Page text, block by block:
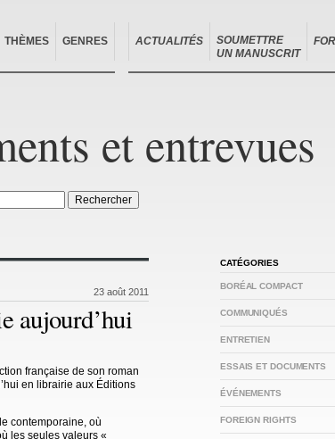
THÈMES GENRES ACTUALITÉS
SOUMETTRE
UN MANUSCRIT
et entrevues
23 août 2011
aujourd’hui
française de son roman
en librairie aux Éditions
contemporaine, où
les seules valeurs «
CATÉGORIES
BORÉAL COMPACT
COMMUNIQUÉS
ENTRETIEN
ESSAIS ET DOCUMENTS
ÉVÉNEMENTS
FOREIGN RIGHTS